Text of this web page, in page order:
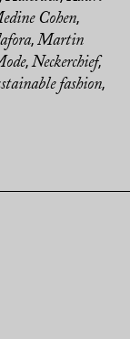
Cohen,
, Martin
,Neckerchief,
fashion,